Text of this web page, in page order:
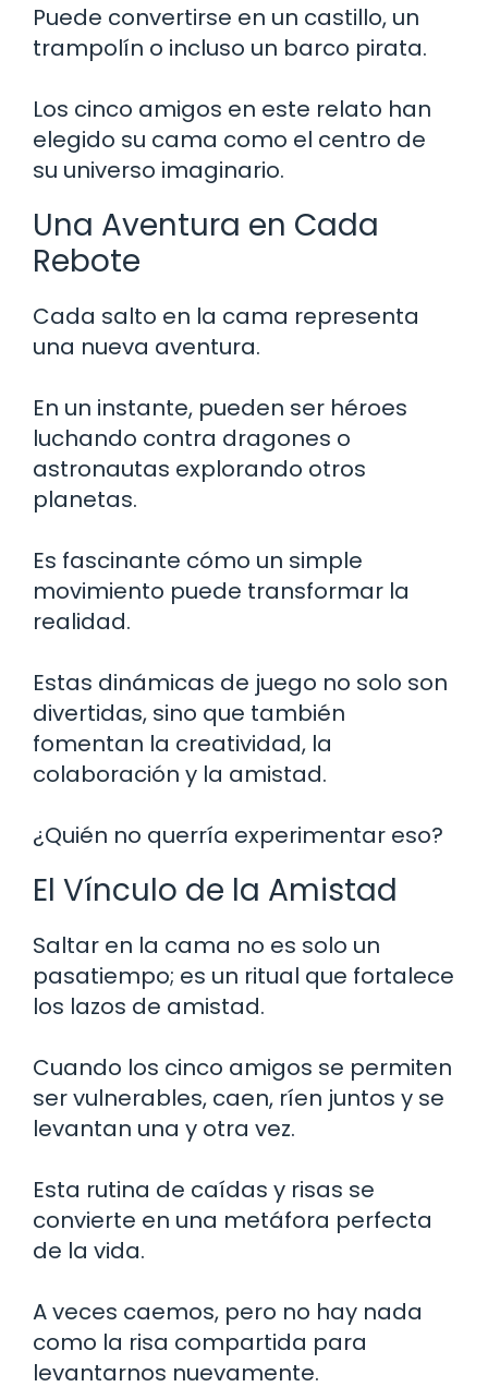
Puede convertirse en un castillo, un
trampolín o incluso un barco pirata.
Los cinco amigos en este relato han
elegido su cama como el centro de
su universo imaginario.
Una Aventura en Cada
Rebote
Cada salto en la cama representa
una nueva aventura.
En un instante, pueden ser héroes
luchando contra dragones o
astronautas explorando otros
planetas.
Es fascinante cómo un simple
movimiento puede transformar la
realidad.
Estas dinámicas de juego no solo son
divertidas, sino que también
fomentan la creatividad, la
colaboración y la amistad.
¿Quién no querría experimentar eso?
El Vínculo de la Amistad
Saltar en la cama no es solo un
pasatiempo; es un ritual que fortalece
los lazos de amistad.
Cuando los cinco amigos se permiten
ser vulnerables, caen, ríen juntos y se
levantan una y otra vez.
Esta rutina de caídas y risas se
convierte en una metáfora perfecta
de la vida.
A veces caemos, pero no hay nada
como la risa compartida para
levantarnos nuevamente.